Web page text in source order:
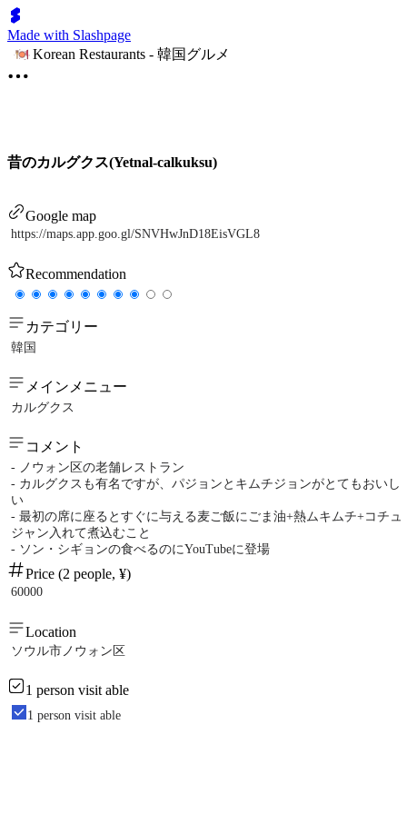
Made with Slashpage
Korean Restaurants - 韓国グルメ
昔のカルグクス(Yetnal-calkuksu)
Google map
https://maps.app.goo.gl/SNVHwJnD18EisVGL8
Recommendation
カテゴリー
韓国
メインメニュー
カルグクス
コメント
- ノウォン区の老舗レストラン
- カルグクスも有名ですが、パジョンとキムチジョンがとてもおいし
い
- 最初の席に座るとすぐに与える麦ご飯にごま油+熱ムキムチ+コチュ
ジャン入れて煮込むこと
- ソン・シギョンの食べるのにYouTubeに登場
Price (2 people, ¥)
60000
Location
ソウル市ノウォン区
1 person visit able
1 person visit able